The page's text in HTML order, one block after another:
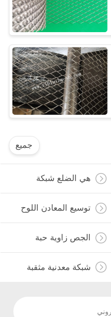
جميع
هي الضلع شبكة
توسيع المعادن اللوح
الجص زاوية حبة
شبكة معدنية مثقبة